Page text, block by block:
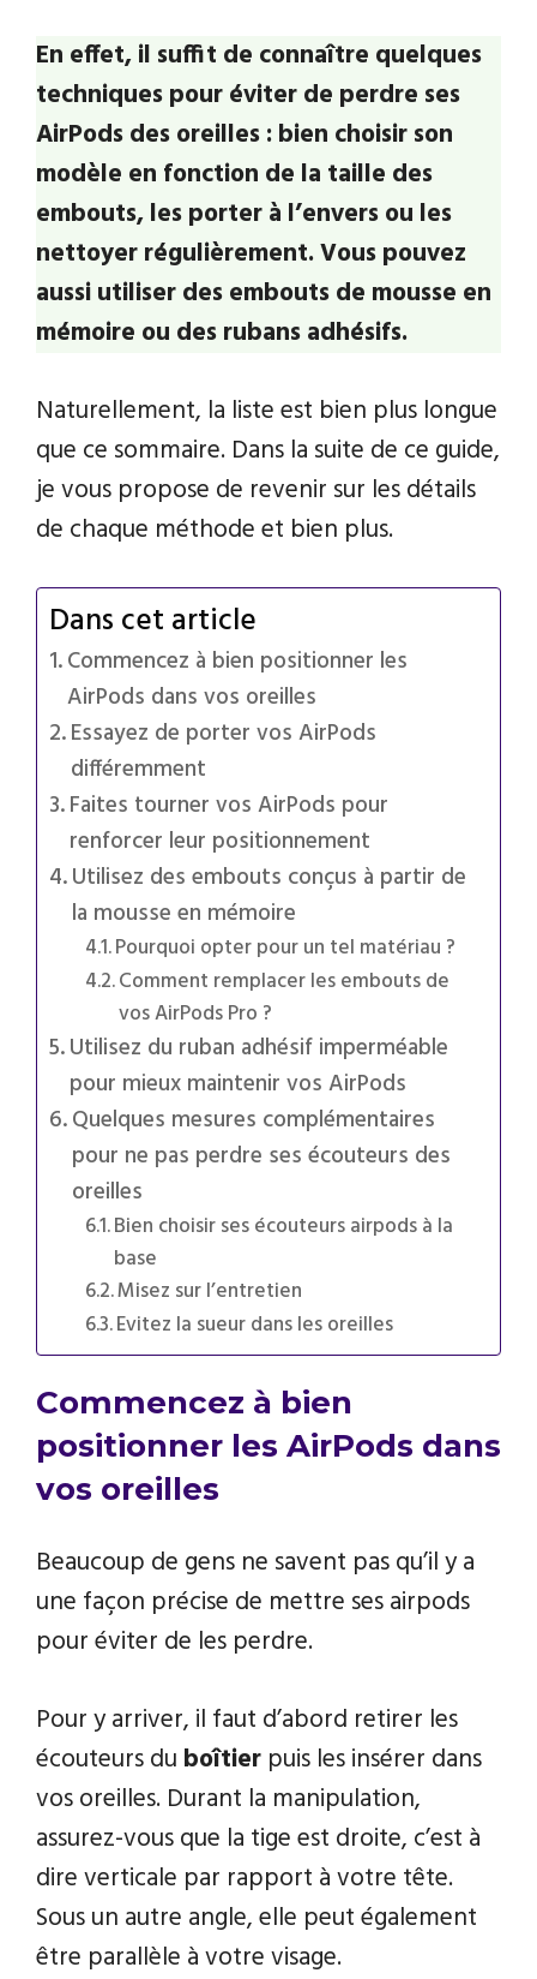
En effet, il suffit de connaître quelques
techniques pour éviter de perdre ses
AirPods des oreilles : bien choisir son
modèle en fonction de la taille des
embouts, les porter à l’envers ou les
nettoyer régulièrement. Vous pouvez
aussi utiliser des embouts de mousse en
mémoire ou des rubans adhésifs.
Naturellement, la liste est bien plus longue
que ce sommaire. Dans la suite de ce guide,
je vous propose de revenir sur les détails
de chaque méthode et bien plus.
Dans cet article
Commencez à bien positionner les
AirPods dans vos oreilles
Essayez de porter vos AirPods
différemment
Faites tourner vos AirPods pour
renforcer leur positionnement
Utilisez des embouts conçus à partir de
la mousse en mémoire
Pourquoi opter pour un tel matériau ?
Comment remplacer les embouts de
vos AirPods Pro ?
Utilisez du ruban adhésif imperméable
pour mieux maintenir vos AirPods
Quelques mesures complémentaires
pour ne pas perdre ses écouteurs des
oreilles
Bien choisir ses écouteurs airpods à la
base
Misez sur l’entretien
Evitez la sueur dans les oreilles
Commencez à bien
positionner les AirPods dans
vos oreilles
Beaucoup de gens ne savent pas qu’il y a
une façon précise de mettre ses airpods
pour éviter de les perdre.
Pour y arriver, il faut d’abord retirer les
écouteurs du boîtier puis les insérer dans
vos oreilles. Durant la manipulation,
assurez-vous que la tige est droite, c’est à
dire verticale par rapport à votre tête.
Sous un autre angle, elle peut également
être parallèle à votre visage.